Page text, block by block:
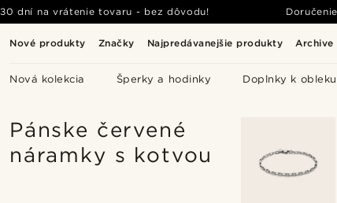
Nové produkty Značky Najpredávanejšie produkty Archive
Nová kolekcia Šperky a hodinky Doplnky k obleku
30 dní na vrátenie tovaru - bez dôvodu! Doručenie
Pánske červené
náramky s kotvou